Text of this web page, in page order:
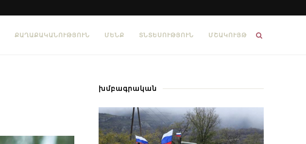
ՔԱՂԱՔԱԿԱՆՈՒԹՅՈՒՆ ՄԵՆՔ ՏՆՏԵՍՈՒԹՅՈՒՆ ՄՇԱԿՈՒՅԹ
խմբագրական